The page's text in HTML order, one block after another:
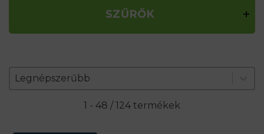
SZŰRŐK
Zoradenie produktov
Sort content
Legnépszerűbb
Sort content
1 - 48 / 124 termékek